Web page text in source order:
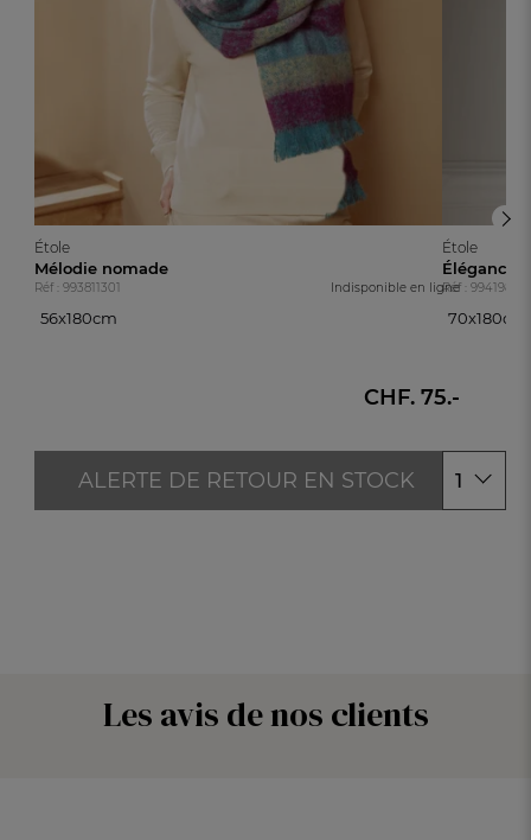
Étole
Mélodie nomade
Réf : 993811301 Indisponible en ligne
56x180cm
CHF. 75.-
ALERTE DE RETOUR EN STOCK
Étole
Élégance
Réf :
70x180cm
1
Les avis de nos clients